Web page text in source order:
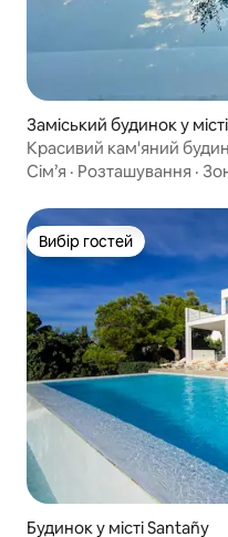
Заміський будинок у
Красивий кам'яний
краєвид.
Сім’я · Розташування ·
Вибір гостей
Вибір гостей
Будинок у місті Santañy